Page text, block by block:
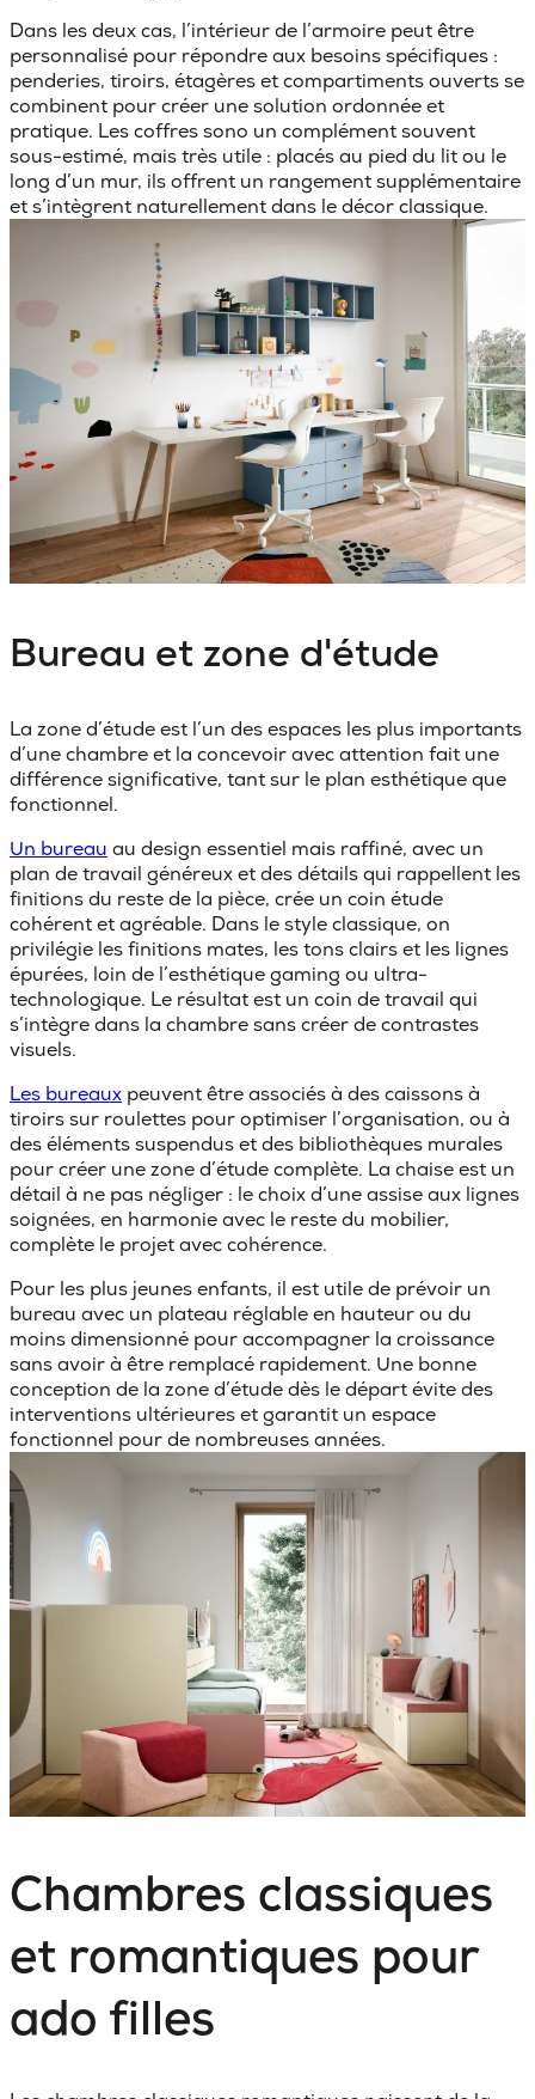
Dans les deux cas, l’intérieur de l’armoire peut être
personnalisé pour répondre aux besoins spécifiques :
penderies, tiroirs, étagères et compartiments ouverts se
combinent pour créer une solution ordonnée et
pratique. Les coffressono un complément souvent
sous-estimé, mais très utile : placés au pied du lit ou le
long d’un mur, ils offrent un rangement supplémentaire
et s’intègrent naturellement dans le décor classique.
Bureau et zone d'étude
La zone d’étudeest l’un des espaces les plus importants
d’une chambre et la concevoir avec attention fait une
différence significative, tant sur le plan esthétique que
fonctionnel.
Un bureau au design essentiel mais raffiné, avec un
plan de travail généreux et des détails qui rappellent les
finitions du reste de la pièce, crée un coin étude
cohérent et agréable. Dans le style classique, on
privilégie les finitions mates, les tons clairs et les lignes
épurées, loin de l’esthétique gaming ou ultra-
technologique. Le résultat est un coin de travail qui
s’intègre dans la chambre sans créer de contrastes
visuels.
Les bureaux peuvent être associés à des caissons à
tiroirs sur roulettes pour optimiser l’organisation, ou à
des éléments suspendus et des bibliothèques murales
pour créer une zone d’étude complète. La chaise est un
détail à ne pas négliger : le choix d’une assise aux lignes
soignées, en harmonie avec le reste du mobilier,
complète le projet avec cohérence.
Pour les plus jeunes enfants, il est utile de prévoir un
bureau avec un plateau réglable en hauteur ou du
moins dimensionné pour accompagner la croissance
sans avoir à être remplacé rapidement. Une bonne
conception de la zone d’étude dès le départ évite des
interventions ultérieures et garantit un espace
fonctionnel pour de nombreuses années.
Chambres classiques
et romantiques pour
ado filles